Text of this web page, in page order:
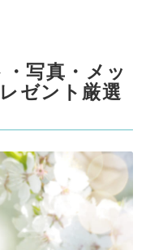
写真・メッ
ゼント厳選